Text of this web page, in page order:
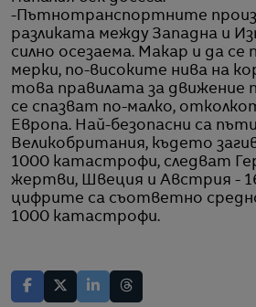
-Пътнотранспортните
разликата между Западна и
силно осезаема. Макар и да
мерки, по-високите нива на
това правилата за
се спазват по-малко,
Европа. Най-безопасни са
Великобритания, където
1000 катастрофи, следват
жертви, Швеция и Австрия -
цифрите са съответно
1000 катастрофи.